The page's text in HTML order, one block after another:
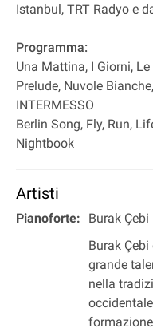
Istanbul, TRT Radyo e
Programma:
Una Mattina, I Giorni,
Prelude, Nuvole
INTERMESSO
Berlin Song, Fly, Run,
Nightbook
Artisti
Pianoforte:
Burak Çebi
Burak
grande
nella